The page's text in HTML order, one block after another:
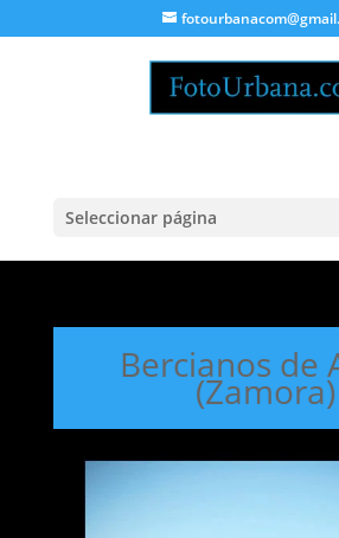
Seleccionar página
Bercianos de
(Zamora)